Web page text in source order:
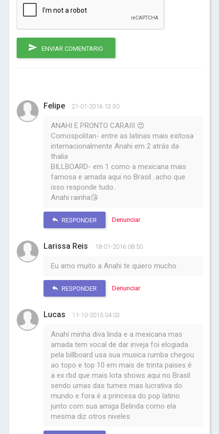
ENVIAR COMENTARIO
Felipe 21-01-2016 13:30
ANAHI E PRONTO CARAIII 😍
Comospolitan- entre as latinas mais exitosa
internacionalmente Anahi em 2 atrás da
thalia
BILLBOARD- em 1 como a mexicana mais
famosa e amada aqui no Brasil...acho que
isso responde tudo..
Anahi rainha😘
RESPONDER Denunciar
Larissa Reis 18-01-2016 08:50
Eu amo muito a Anahi te quiero mucho
RESPONDER Denunciar
Lucas 11-10-2015 04:03
Anahí minha diva linda e a mexicana mas
amada tem vocal de dar inveja foi elogiada
pela billboard usa sua musica rumba chegou
ao topo e top 10 em mais de trinta paises é
a ex rbd que mais lota shows aqui no Brasil
sendo umas das turnes mas lucrativa do
mundo e fora é a princesa do pop latino
junto com sua amiga Belinda como ela
mesma diz otros niveles